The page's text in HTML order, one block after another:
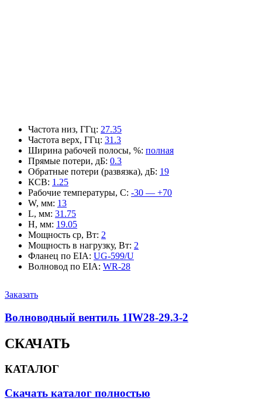
Частота низ, ГГц: 27.35
Частота верх, ГГц: 31.3
Ширина рабочей полосы, %: полная
Прямые потери, дБ: 0.3
Обратные потери (развязка), дБ: 19
КСВ: 1.25
Рабочие температуры, С: -30 — +70
W, мм: 13
L, мм: 31.75
H, мм: 19.05
Мощность ср, Вт: 2
Мощность в нагрузку, Вт: 2
Фланец по EIA: UG-599/U
Волновод по EIA: WR-28
Заказать
Волноводный вентиль 1IW28-29.3-2
СКАЧАТЬ
КАТАЛОГ
Скачать каталог полностью